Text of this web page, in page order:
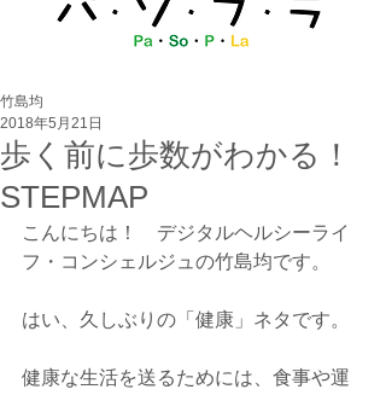
歩く前に歩数がわかる！
STEPMAP
竹島均
2018年5月21日
こんにちは！　デジタルヘルシーライ
フ・コンシェルジュの竹島均です。
はい、久しぶりの「健康」ネタです。
健康な生活を送るためには、食事や運